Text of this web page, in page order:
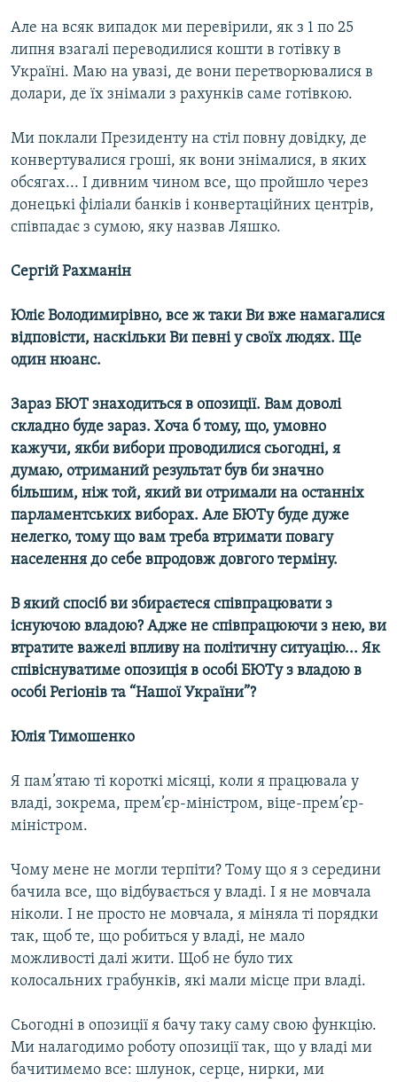
Але на всяк випадок ми перевірили, як з 1 по 25
липня взагалі переводилися кошти в готівку в
Україні. Маю на увазі, де вони перетворювалися в
долари, де їх знімали з рахунків саме готівкою.
Ми поклали Президенту на стіл повну довідку, де
конвертувалися гроші, як вони знімалися, в яких
обсягах... І дивним чином все, що пройшло через
донецькі філіали банків і конвертаційних центрів,
співпадає з сумою, яку назвав Ляшко.
Сергій Рахманін
Юліє Володимирівно, все ж таки Ви вже намагалися
відповісти, наскільки Ви певні у своїх людях. Ще
один нюанс.
Зараз БЮТ знаходиться в опозиції. Вам доволі
складно буде зараз. Хоча б тому, що, умовно
кажучи, якби вибори проводилися сьогодні, я
думаю, отриманий результат був би значно
більшим, ніж той, який ви отримали на останніх
парламентських виборах. Але БЮТу буде дуже
нелегко, тому що вам треба втримати повагу
населення до себе впродовж довгого терміну.
В який спосіб ви збираєтеся співпрацювати з
існуючою владою? Адже не співпрацюючи з нею, ви
втратите важелі впливу на політичну ситуацію... Як
співіснуватиме опозиція в особі БЮТу з владою в
особі Регіонів та “Нашої України”?
Юлія Тимошенко
Я пам’ятаю ті короткі місяці, коли я працювала у
владі, зокрема, прем’єр-міністром, віце-прем’єр-
міністром.
Чому мене не могли терпіти? Тому що я з середини
бачила все, що відбувається у владі. І я не мовчала
ніколи. І не просто не мовчала, я міняла ті порядки
так, щоб те, що робиться у владі, не мало
можливості далі жити. Щоб не було тих
колосальних грабунків, які мали місце при владі.
Сьогодні в опозиції я бачу таку саму свою функцію.
Ми налагодимо роботу опозиції так, що у владі ми
бачитимемо все: шлунок, серце, нирки, ми